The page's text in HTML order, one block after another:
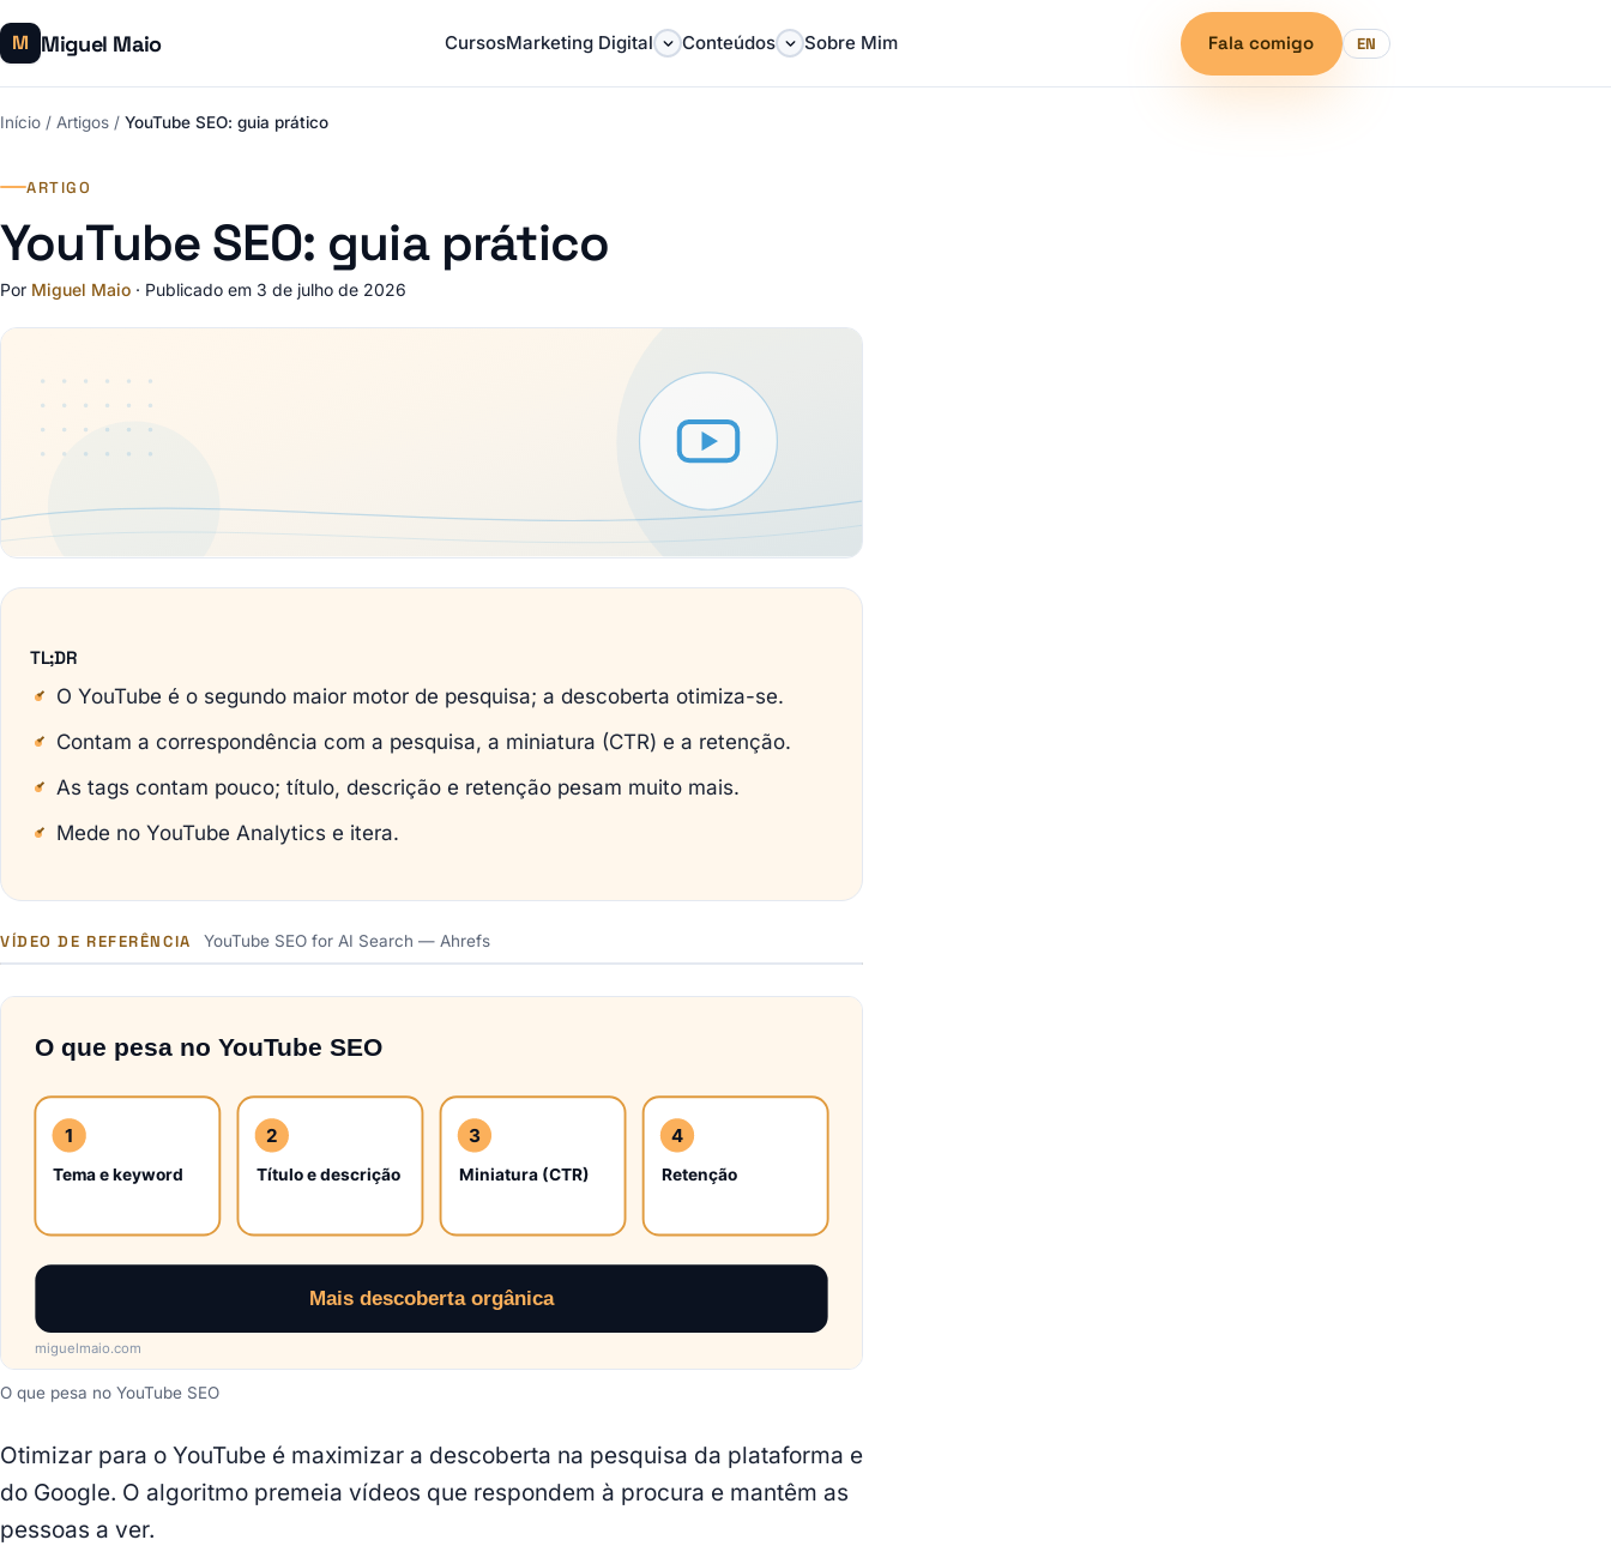
M Miguel Maio CursosMarketing Digital Conteúdos Sobre Mim Fala comigo EN
Início / Artigos / YouTube SEO: guia prático
ARTIGO
YouTube SEO: guia prático
Por Miguel Maio · Publicado em 3 de julho de 2026
TL;DR
O YouTube é o segundo maior motor de pesquisa; a descoberta otimiza-se.
Contam a correspondência com a pesquisa, a miniatura (CTR) e a retenção.
As tags contam pouco; título, descrição e retenção pesam muito mais.
Mede no YouTube Analytics e itera.
VÍDEO DE REFERÊNCIA YouTube SEO for AI Search — Ahrefs
O que pesa no YouTube SEO
Otimizar para o YouTube é maximizar a descoberta na pesquisa da plataforma e
do Google. O algoritmo premeia vídeos que respondem à procura e mantêm as
pessoas a ver.